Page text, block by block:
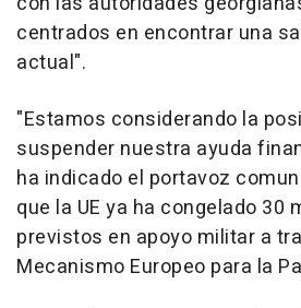
centrados en encontrar una
actual".
"Estamos considerando la
suspender nuestra ayuda
ha indicado el portavoz
que la UE ya ha congelado 30
previstos en apoyo militar a
Mecanismo Europeo para la